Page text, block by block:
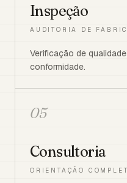
Inspeção
AUDITORIA DE
Verificação de
conformidade.
05
Consultoria
ORIENTAÇÃO